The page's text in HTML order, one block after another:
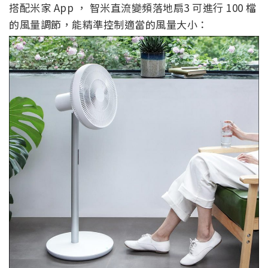
搭配米家 App ， 智米直流變頻落地扇3 可進行 100 檔
的風量調節，能精準控制適當的風量大小：